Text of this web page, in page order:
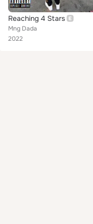
Reaching 4 Stars
Mng Dada
2022